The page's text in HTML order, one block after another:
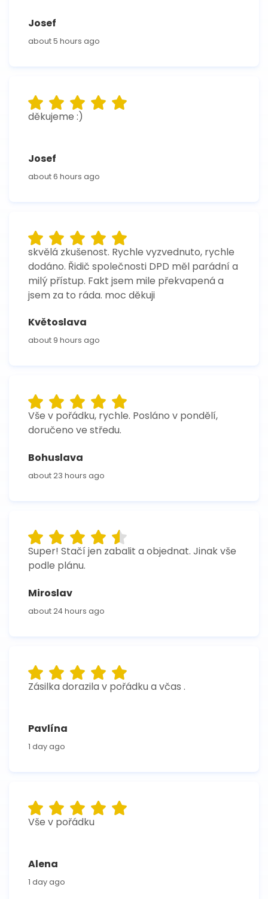
Josef
about 5 hours ago
děkujeme :)
Josef
about 6 hours ago
skvělá zkušenost. Rychle vyzvednuto, rychle
dodáno. Řidič společnosti DPD měl parádní a
milý přístup. Fakt jsem mile překvapená a
jsem za to ráda. moc děkuji
Květoslava
about 9 hours ago
Vše v pořádku, rychle. Posláno v pondělí,
doručeno ve středu.
Bohuslava
about 23 hours ago
Super! Stačí jen zabalit a objednat. Jinak vše
podle plánu.
Miroslav
about 24 hours ago
Zásilka dorazila v pořádku a včas .
Pavlína
1 day ago
Vše v pořádku
Alena
1 day ago